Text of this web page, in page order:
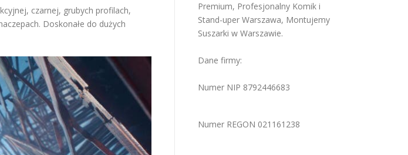
czarnej, grubych profilach,
Doskonałe do dużych
Premium, Profesjonalny Komik i
Stand-uper Warszawa, Montujemy
Suszarki w Warszawie.
Dane firmy:
Numer NIP 8792446683
Numer REGON 021161238